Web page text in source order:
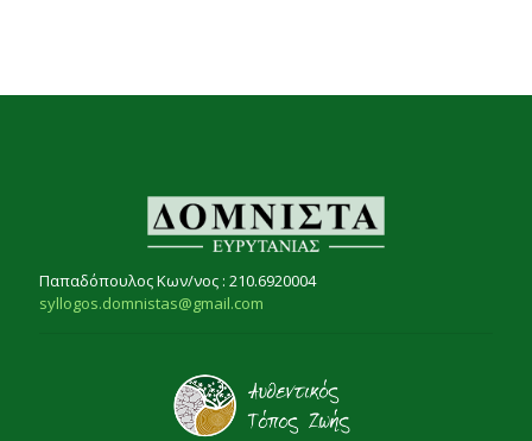
Παπαδόπουλος Κων/νος : 210.6920004
syllogos.domnistas@gmail.com